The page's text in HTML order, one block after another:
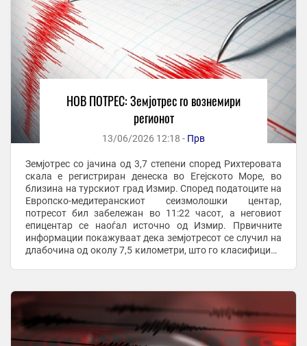
НОВ ПОТРЕС: Земјотрес го вознемири
регионот
13/06/2026 12:18 - Прв
Земјотрес со јачина од 3,7 степени според Рихтеровата
скала е регистриран денеска во Егејското Море, во
близина на турскиот град Измир. Според податоците на
Европско-медитеранскиот сеизмолошки центар,
потресот бил забележан во 11:22 часот, а неговиот
епицентар се наоѓал источно од Измир. Првичните
информации покажуваат дека земјотресот се случил на
длабочина од околу 7,5 километри, што го класифицира